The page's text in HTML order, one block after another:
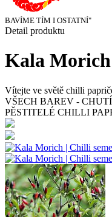
BAVÍME TÍM I OSTATNÍ"
Detail produktu
Kala
Vítejte ve světě chilli
VŠECH BAREV -
PĚSTITELÉ CHILLI